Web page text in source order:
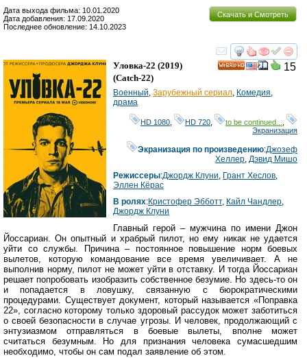
Скачать и Смотреть
Дата выхода фильма: 10.01.2020
Дата добавления: 17.09.2020
Последнее обновление: 14.10.2023
смотреть
15
Уловка-22 (2019)
(Catch-22)
Военный, Зарубежный сериал, Комедия,
драма
HD 1080 HD 720 to be continued...
Экранизация
Экранизация по произведению:Джозеф
Хеллер,Дэвид Мишо
Режиссеры:Джордж Клуни, Грант Хеслов,
Эллен Кёрас
В ролях:Кристофер Эбботт, Кайл Чандлер,
Джордж Клуни
Главный герой – мужчина по имени Джон
Йоссариан. Он опытный и храбрый пилот, но ему никак не удается
уйти со службы. Причина – постоянное повышение норм боевых
вылетов, которую командование все время увеличивает. А не
выполнив норму, пилот не может уйти в отставку. И тогда Йоссариан
решает попробовать изобразить собственное безумие. Но здесь-то он
и попадается в ловушку, связанную с бюрократическими
процедурами. Существует документ, который называется «Поправка
22», согласно которому только здоровый рассудок может заботиться
о своей безопасности в случае угрозы. И человек, продолжающий с
энтузиазмом отправляться в боевые вылеты, вполне может
считаться безумным. Но для признания человека сумасшедшим
необходимо, чтобы он сам подал заявление об этом.